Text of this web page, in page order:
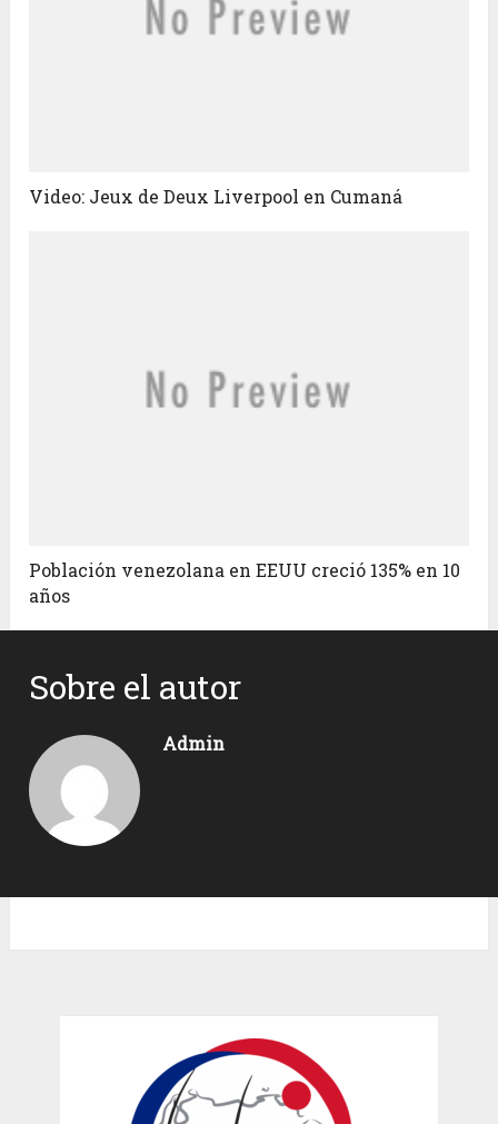
Video: Jeux de Deux Liverpool en Cumaná
Población venezolana en EEUU creció 135% en 10
años
Sobre el autor
Admin